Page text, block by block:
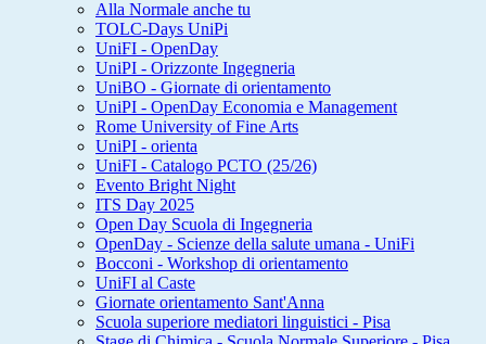
Alla Normale anche tu
TOLC-Days UniPi
UniFI - OpenDay
UniPI - Orizzonte Ingegneria
UniBO - Giornate di orientamento
UniPI - OpenDay Economia e Management
Rome University of Fine Arts
UniPI - orienta
UniFI - Catalogo PCTO (25/26)
Evento Bright Night
ITS Day 2025
Open Day Scuola di Ingegneria
OpenDay - Scienze della salute umana - UniFi
Bocconi - Workshop di orientamento
UniFI al Caste
Giornate orientamento Sant'Anna
Scuola superiore mediatori linguistici - Pisa